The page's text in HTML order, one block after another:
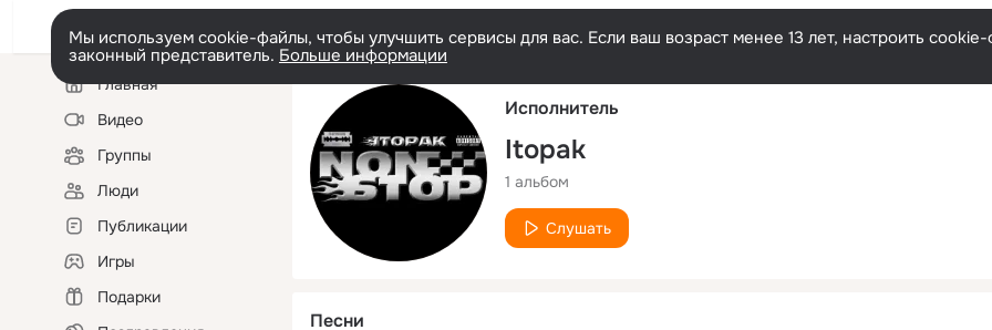
Мы используем cookie-файлы, чтобы улучшить сервисы для вас. Если ваш возраст менее 13 лет, настроить
законный представитель. Больше информации
Левая
колонкаГлавная
Видео
Группы
Люди
Публикации
Игры
Подарки
Исполнитель
Itopak
1 альбом
Слушать
Песни